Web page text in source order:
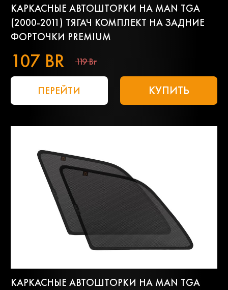
КАРКАСНЫЕ АВТОШТОРКИ НА MAN TGA
(2000-2011) ТЯГАЧ КОМПЛЕКТ НА ЗАДНИЕ
ФОРТОЧКИ PREMIUM
107 BR 119 Br
ПЕРЕЙТИ КУПИТЬ
КАРКАСНЫЕ АВТОШТОРКИ НА MAN TGA